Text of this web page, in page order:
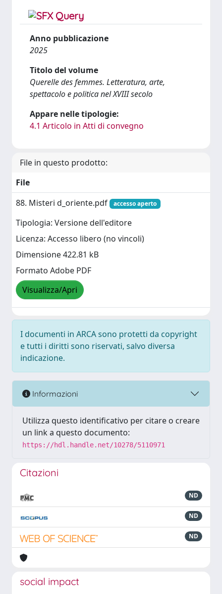
Anno pubblicazione
2025
Titolo del volume
Querelle des femmes. Letteratura, arte,
spettacolo e politica nel XVIII secolo
Appare nelle tipologie:
4.1 Articolo in Atti di convegno
File in questo prodotto:
File
88. Misteri d_oriente.pdf
accesso aperto
Tipologia: Versione dell'editore
Licenza: Accesso libero (no vincoli)
Dimensione 422.81 kB
Formato Adobe PDF
Visualizza/Apri
I documenti in ARCA sono protetti da copyright
e tutti i diritti sono riservati, salvo diversa
indicazione.
Informazioni
Utilizza questo identificativo per citare o creare
un link a questo documento:
https://hdl.handle.net/10278/5110971
Citazioni
ND
ND
ND
social impact